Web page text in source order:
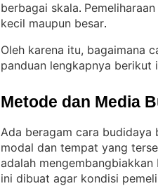
berbagai skala.
kecil maupun besar.
Oleh karena itu, bagaimana
panduan lengkapnya berikut
Metode dan Media
Ada beragam cara budidaya
modal dan tempat yang
adalah
ini dibuat agar kondisi